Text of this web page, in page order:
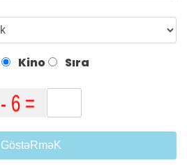
Kino Sıra
GöstəRməK